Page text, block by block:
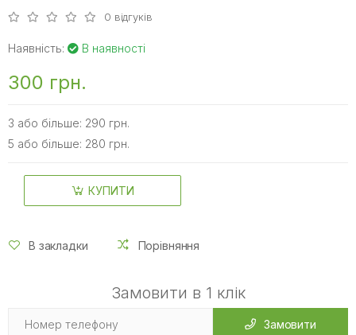
0 відгуків
Наявність: В наявності
300 грн.
3 або більше: 290 грн.
5 або більше: 280 грн.
КУПИТИ
В закладки Порівняння
Замовити в 1 клік
Замовити